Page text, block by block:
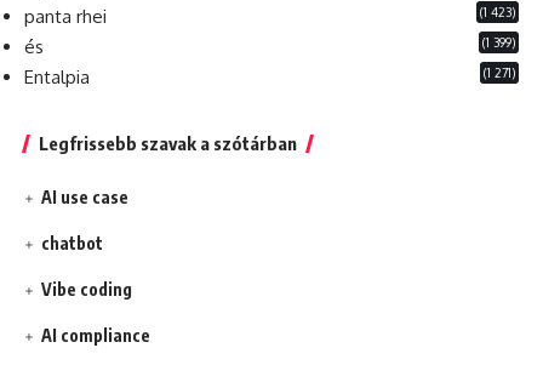
panta rhei (1 423)
és (1 399)
Entalpia (1 271)
Legfrissebb szavak a szótárban
AI use case
chatbot
Vibe coding
AI compliance